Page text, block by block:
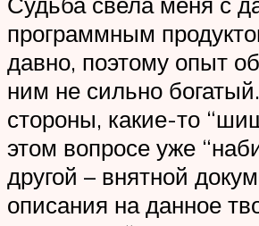
программным
давно, поэтому опыт
ним не сильно
стороны, какие-то
этом вопросе уже
другой – внятной
описания на данное